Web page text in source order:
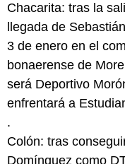
Chacarita: tras la
llegada de
3 de enero en el
bonaerense de
será Deportivo
enfrentará a
.
Colón: tras
Domínguez como